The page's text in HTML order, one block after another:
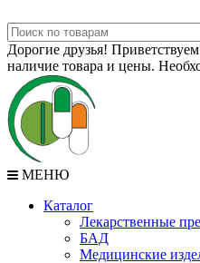
Дорогие друзья!
наличие товара и цены.
МЕНЮ
Каталог
Лекарственные
БАД
Медицинские